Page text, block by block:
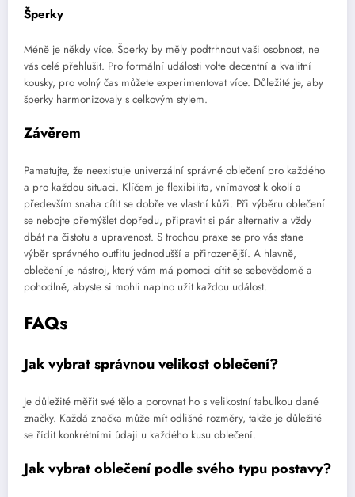
Šperky
Méně je někdy více. Šperky by měly podtrhnout vaši osobnost, ne
vás celé přehlušit. Pro formální události volte decentní a kvalitní
kousky, pro volný čas můžete experimentovat více. Důležité je, aby
šperky harmonizovaly s celkovým stylem.
Závěrem
Pamatujte, že neexistuje univerzální správné oblečení pro každého
a pro každou situaci. Klíčem je flexibilita, vnímavost k okolí a
především snaha cítit se dobře ve vlastní kůži. Při výběru oblečení
se nebojte přemýšlet dopředu, připravit si pár alternativ a vždy
dbát na čistotu a upravenost. S trochou praxe se pro vás stane
výběr správného outfitu jednodušší a přirozenější. A hlavně,
oblečení je nástroj, který vám má pomoci cítit se sebevědomě a
pohodlně, abyste si mohli naplno užít každou událost.
FAQs
Jak vybrat správnou velikost oblečení?
Je důležité měřit své tělo a porovnat ho s velikostní tabulkou dané
značky. Každá značka může mít odlišné rozměry, takže je důležité
se řídit konkrétními údaji u každého kusu oblečení.
Jak vybrat oblečení podle svého typu postavy?